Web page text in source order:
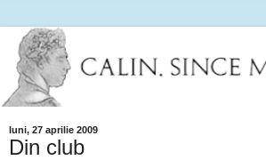
luni, 27 aprilie 2009
Din club